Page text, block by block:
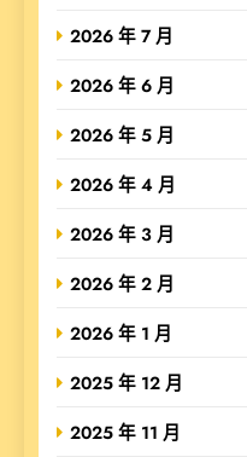
2026 年 7 月
2026 年 6 月
2026 年 5 月
2026 年 4 月
2026 年 3 月
2026 年 2 月
2026 年 1 月
2025 年 12 月
2025 年 11 月